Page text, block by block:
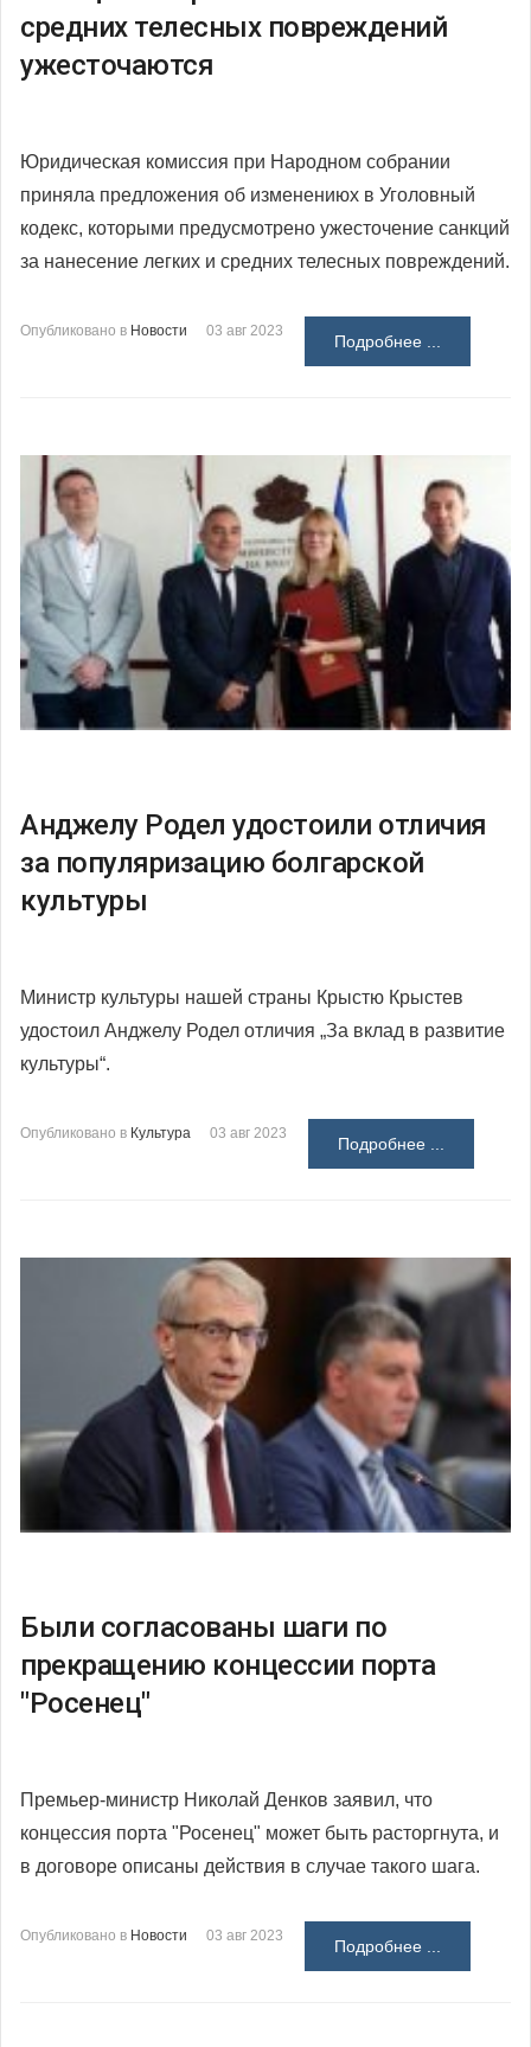
средних телесных повреждений
ужесточаются
Юридическая комиссия при Народном собрании
приняла предложения об изменениюх в Уголовный
кодекс, которыми предусмотрено ужесточение санкций
за нанесение легких и средних телесных повреждений.
Опубликовано в Новости 03 авг 2023
Подробнее ...
Анджелу Родел удостоили отличия
за популяризацию болгарской
культуры
Министр культуры нашей страны Крыстю Крыстев
удостоил Анджелу Родел отличия „За вклад в развитие
культуры“.
Опубликовано в Культура 03 авг 2023
Подробнее ...
Были согласованы шаги по
прекращению концессии порта
"Росенец"
Премьер-министр Николай Денков заявил, что
концессия порта "Росенец" может быть расторгнута, и
в договоре описаны действия в случае такого шага.
Опубликовано в Новости 03 авг 2023
Подробнее ...